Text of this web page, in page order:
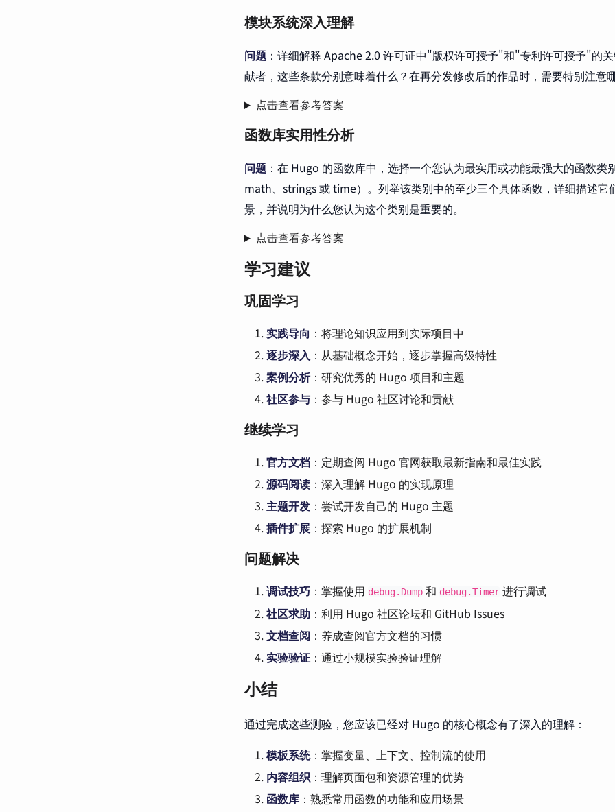
模块系统深入理解
问题 ：详细解释 Apache 2.0 许可证中"版权许可授予"和"专利许可授予"的
献者，这些条款分别意味着什么？在再分发修改后的作品时，需要特别注意
点击查看参考答案
函数库实用性分析
问题 ：在 Hugo 的函数库中，选择一个您认为最实用或功能最强大的函数
math、strings 或 time）。列举该类别中的至少三个具体函数，详细描述它
景，并说明为什么您认为这个类别是重要的。
点击查看参考答案
学习建议
巩固学习
实践导向 ：将理论知识应用到实际项目中
逐步深入 ：从基础概念开始，逐步掌握高级特性
案例分析：研究优秀的 Hugo 项目和主题
社区参与 ：参与 Hugo 社区讨论和贡献
继续学习
官方文档 ：定期查阅 Hugo 官网获取最新指南和最佳实践
源码阅读 ：深入理解 Hugo 的实现原理
主题开发 ：尝试开发自己的 Hugo 主题
插件扩展 ：探索 Hugo 的扩展机制
问题解决
调试技巧 ：掌握使用 debug.Dump 和 debug.Timer 进行调试
社区求助 ：利用 Hugo 社区论坛和 GitHub Issues
文档查阅 ：养成查阅官方文档的习惯
实验验证 ：通过小规模实验验证理解
小结
通过完成这些测验，您应该已经对 Hugo 的核心概念有了深入的理解：
模板系统：掌握变量、上下文、控制流的使用
内容组织 ：理解页面包和资源管理的优势
函数库 ：熟悉常用函数的功能和应用场景